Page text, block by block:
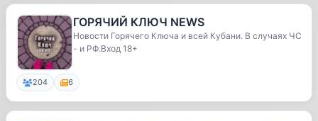
ГОРЯЧИЙ КЛЮЧ NEWS
Новости Горячего Ключа и всей Кубани. В случаях ЧС
- и РФ.Вход 18+
204 6